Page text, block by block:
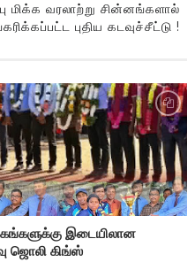
மிக்க வரலாற்று சின்னங்களால்
புதிய கடவுச்சீட்டு !
இடையிலான
ஜொலி கிங்ஸ்